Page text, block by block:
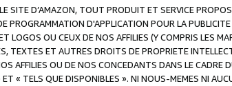
SITE D’AMAZON, TOUT PRODUIT ET SERVICE
PROGRAMMATION D'APPLICATION POUR LA
LOGOS OU CEUX DE NOS AFFILIES (Y COMPRIS LES
TEXTES ET AUTRES DROITS DE PROPRIETE
AFFILIES OU DE NOS CONCEDANTS DANS LE CADRE
« TELS QUE DISPONIBLES ». NI NOUS-MEMES NI